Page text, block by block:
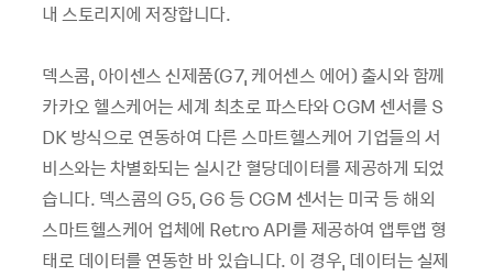
내 스토리지에 저장합니다.
덱스콤, 아이센스 신제품(G7, 케어센스 에어) 출시와 함께
카카오 헬스케어는 세계 최초로 파스타와 CGM 센서를 S
DK 방식으로 연동하여 다른 스마트헬스케어 기업들의 서
비스와는 차별화되는 실시간 혈당데이터를 제공하게 되었
습니다. 덱스콤의 G5, G6 등 CGM 센서는 미국 등 해외
스마트헬스케어 업체에 Retro API를 제공하여 앱투앱 형
태로 데이터를 연동한 바 있습니다. 이 경우, 데이터는 실제